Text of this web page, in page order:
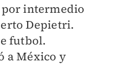
por intermedio
Depietri.
futbol.
a México y